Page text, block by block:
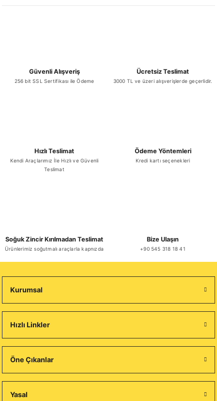
Güvenli Alışveriş
256 bit SSL Sertifikası ile Ödeme
Ücretsiz Teslimat
3000 TL ve üzeri alışverişlerde geçerlidir.
Hızlı Teslimat
Kendi Araçlarımız İle Hızlı ve Güvenli
Teslimat
Ödeme Yöntemleri
Kredi kartı seçenekleri
Soğuk Zincir Kırılmadan Teslimat
Ürünlerimiz soğutmalı araçlarla kapnızda
Bize Ulaşın
+90 545 318 18 41
Kurumsal
Hızlı Linkler
Öne Çıkanlar
Yasal